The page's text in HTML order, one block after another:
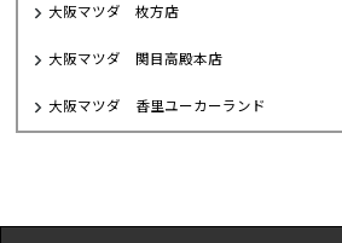
大阪マツダ 枚方店
大阪マツダ 関目高殿本店
大阪マツダ 香里ユーカーランド